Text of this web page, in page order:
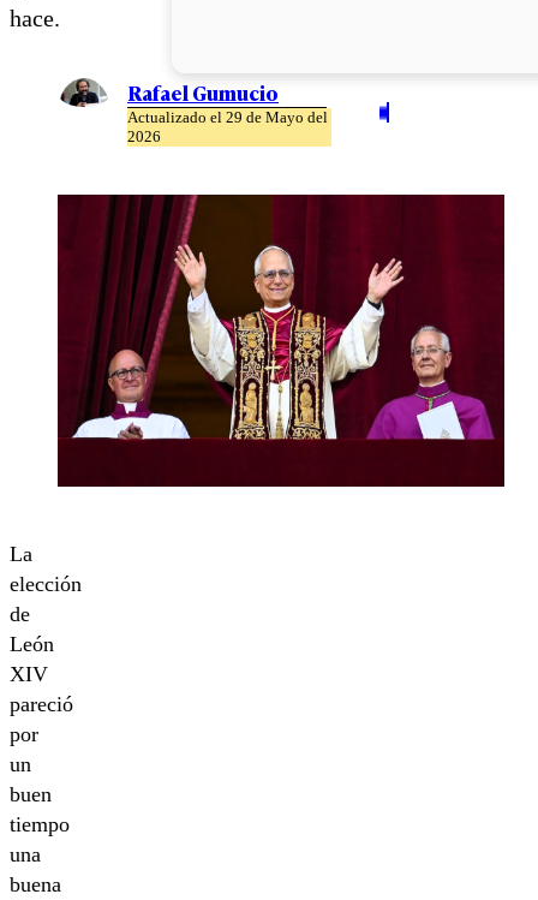
hace.
Rafael Gumucio
Actualizado el 29 de Mayo del
2026
La
elección
de
León
XIV
pareció
por
un
buen
tiempo
una
buena